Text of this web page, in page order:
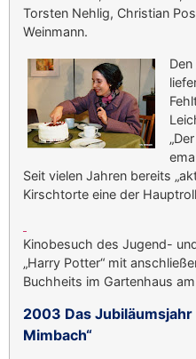
Torsten Nehlig, Christian
Weinmann.
Seit vielen Jahren bereits
Kirschtorte eine der
Kinobesuch des Jugend-
„Harry Potter“ mit
Buchheits im Gartenhaus am
2003 Das
Mimbach“